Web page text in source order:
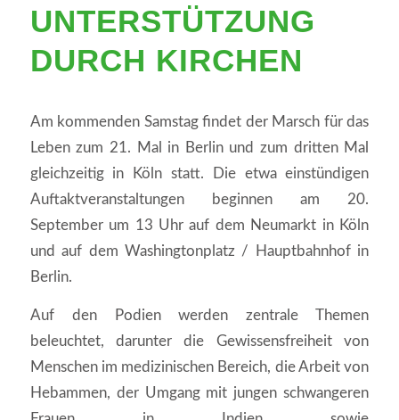
UNTERSTÜTZUNG
DURCH KIRCHEN
Am kommenden Samstag findet der Marsch für das
Leben zum 21. Mal in Berlin und zum dritten Mal
gleichzeitig in Köln statt. Die etwa einstündigen
Auftaktveranstaltungen beginnen am 20.
September um 13 Uhr auf dem Neumarkt in Köln
und auf dem Washingtonplatz / Hauptbahnhof in
Berlin.
Auf den Podien werden zentrale Themen
beleuchtet, darunter die Gewissensfreiheit von
Menschen im medizinischen Bereich, die Arbeit von
Hebammen, der Umgang mit jungen schwangeren